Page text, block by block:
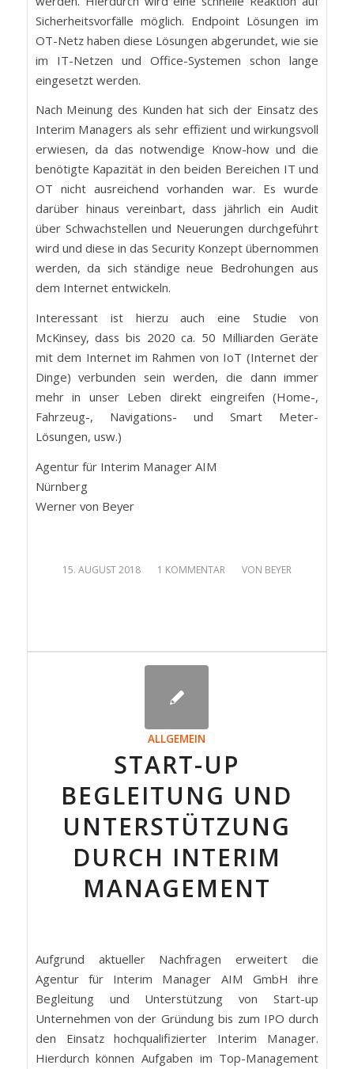
Sicherheitsvorfälle möglich. Endpoint Lösungen im
OT-Netz haben diese Lösungen abgerundet, wie sie
im IT-Netzen und Office-Systemen schon lange
eingesetzt werden.
Nach Meinung des Kunden hat sich der Einsatz des
Interim Managers als sehr effizient und wirkungsvoll
erwiesen, da das notwendige Know-how und die
benötigte Kapazität in den beiden Bereichen IT und
OT nicht ausreichend vorhanden war. Es wurde
darüber hinaus vereinbart, dass jährlich ein Audit
über Schwachstellen und Neuerungen durchgeführt
wird und diese in das Security Konzept übernommen
werden, da sich ständige neue Bedrohungen aus
dem Internet entwickeln.
Interessant ist hierzu auch eine Studie von
McKinsey, dass bis 2020 ca. 50 Milliarden Geräte
mit dem Internet im Rahmen von IoT (Internet der
Dinge) verbunden sein werden, die dann immer
mehr in unser Leben direkt eingreifen (Home-,
Fahrzeug-, Navigations- und Smart Meter-
Lösungen, usw.)
Agentur für Interim Manager AIM
Nürnberg
Werner von Beyer
15. AUGUST 2018
/ 1 KOMMENTAR
/ VON BEYER
ALLGEMEIN
START-UP
BEGLEITUNG UND
UNTERSTÜTZUNG
DURCH INTERIM
MANAGEMENT
Aufgrund aktueller Nachfragen erweitert die
Agentur für Interim Manager AIM GmbH ihre
Begleitung und Unterstützung von Start-up
Unternehmen von der Gründung bis zum IPO durch
den Einsatz hochqualifizierter Interim Manager.
Hierdurch können Aufgaben im Top-Management